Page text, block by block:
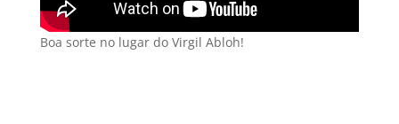
Boa sorte no lugar do Virgil Abloh!